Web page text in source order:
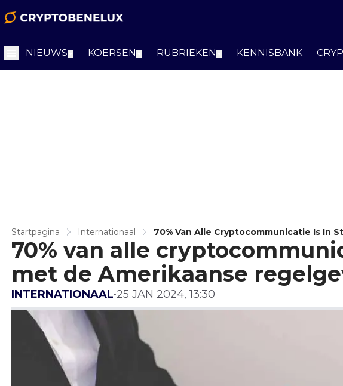
NIEUWS KOERSEN RUBRIEKEN KENNISBANK
Startpagina Internationaal 70% Van Alle Cryptocommunicatie Is In
70% van alle
met de Amerikaanse
INTERNATIONAAL•25 JAN 2024, 13:30